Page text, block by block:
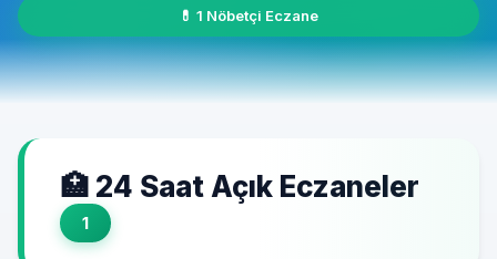
💊 1 Nöbetçi Eczane
🏥 24 Saat Açık Eczaneler
1